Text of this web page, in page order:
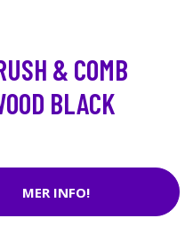
& COMB
BLACK
MER INFO!